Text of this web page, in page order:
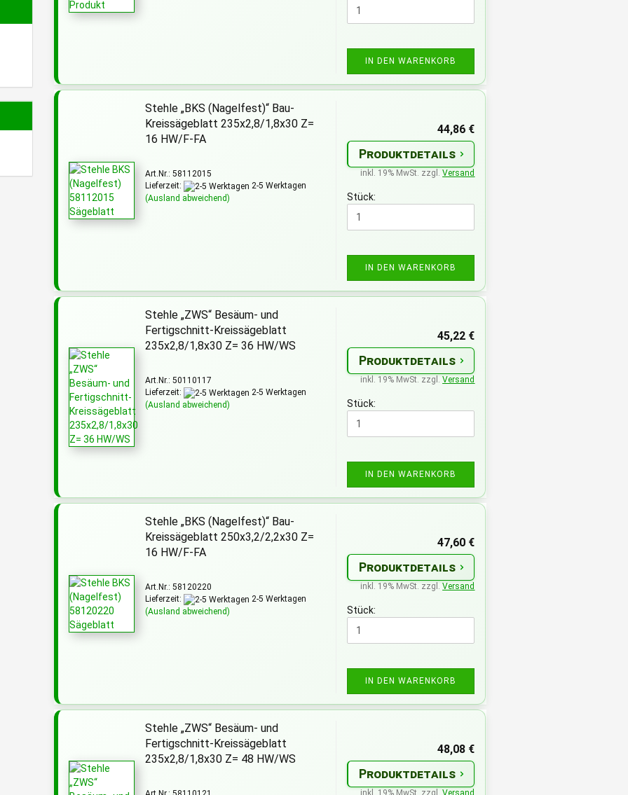
IN DEN WARENKORB
Stehle „BKS (Nagelfest)“ Bau-
Kreissägeblatt 235x2,8/1,8x30 Z=
16 HW/F-FA
Art.Nr.: 58112015
Lieferzeit:
2-5 Werktagen
(Ausland abweichend)
44,86 €
Produktdetails
inkl. 19% MwSt. zzgl.Versand
Stück:
IN DEN WARENKORB
Stehle „ZWS“ Besäum- und
Fertigschnitt-Kreissägeblatt
235x2,8/1,8x30 Z= 36 HW/WS
Art.Nr.: 50110117
Lieferzeit:
2-5 Werktagen
(Ausland abweichend)
45,22 €
Produktdetails
inkl. 19% MwSt. zzgl.Versand
Stück:
IN DEN WARENKORB
Stehle „BKS (Nagelfest)“ Bau-
Kreissägeblatt 250x3,2/2,2x30 Z=
16 HW/F-FA
Art.Nr.: 58120220
Lieferzeit:
2-5 Werktagen
(Ausland abweichend)
47,60 €
Produktdetails
inkl. 19% MwSt. zzgl.Versand
Stück:
IN DEN WARENKORB
Stehle „ZWS“ Besäum- und
Fertigschnitt-Kreissägeblatt
235x2,8/1,8x30 Z= 48 HW/WS
48,08 €
Produktdetails
inkl. 19% MwSt. zzgl.Versand